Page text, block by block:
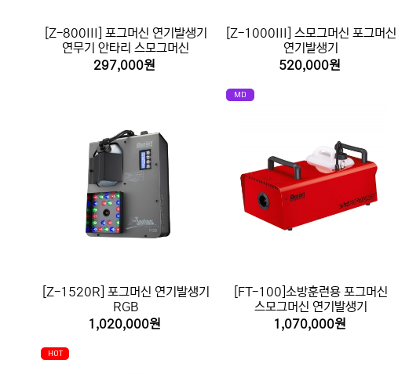
[Z-800III] 포그머신 연기발생기
연무기 안타리 스모그머신
297,000원
[Z-1000III] 스모그머신 포그머신
연기발생기
520,000원
[Z-1520R] 포그머신 연기발생기
RGB
1,020,000원
MD
[FT-100]소방훈련용 포그머신
스모그머신 연기발생기
1,070,000원
HOT